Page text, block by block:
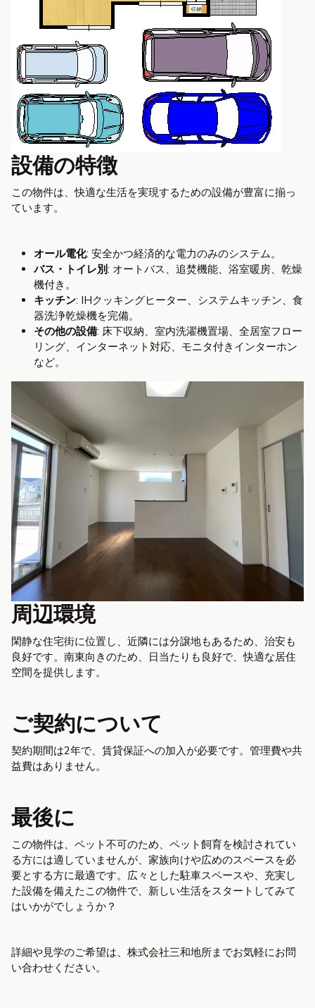
設備の特徴
この物件は、快適な生活を実現するための設備が豊富に揃っ
ています。
オール電化: 安全かつ経済的な電力のみのシステム。
バス・トイレ別: オートバス、追焚機能、浴室暖房、乾燥
機付き。
キッチン: IHクッキングヒーター、システムキッチン、食
器洗浄乾燥機を完備。
その他の設備: 床下収納、室内洗濯機置場、全居室フロー
リング、インターネット対応、モニタ付きインターホン
など。
周辺環境
閑静な住宅街に位置し、近隣には分譲地もあるため、治安も
良好です。南東向きのため、日当たりも良好で、快適な居住
空間を提供します。
ご契約について
契約期間は2年で、賃貸保証への加入が必要です。管理費や共
益費はありません。
最後に
この物件は、ペット不可のため、ペット飼育を検討されてい
る方には適していませんが、家族向けや広めのスペースを必
要とする方に最適です。広々とした駐車スペースや、充実し
た設備を備えたこの物件で、新しい生活をスタートしてみて
はいかがでしょうか？
詳細や見学のご希望は、株式会社三和地所までお気軽にお問
い合わせください。